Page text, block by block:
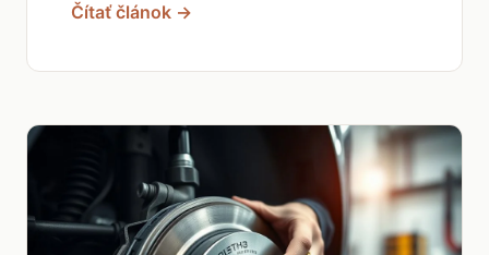
Čítať článok →